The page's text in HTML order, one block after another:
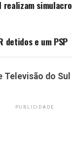
realizam
detidos e um PSP
Televisão do Sul
PUBLICIDADE